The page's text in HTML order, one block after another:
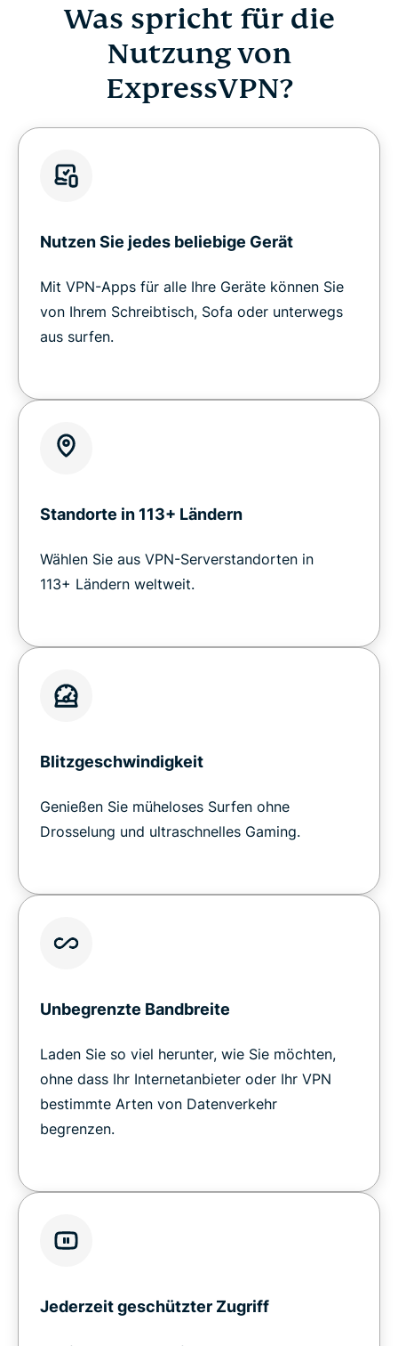
Was spricht für die
Nutzung von
ExpressVPN?
Nutzen Sie jedes beliebige Gerät
Mit VPN-Apps für alle Ihre Geräte können Sie
von Ihrem Schreibtisch, Sofa oder unterwegs
aus surfen.
Standorte in 113+ Ländern
Wählen Sie aus VPN-Serverstandorten in
113+ Ländern weltweit.
Blitzgeschwindigkeit
Genießen Sie müheloses Surfen ohne
Drosselung und ultraschnelles Gaming.
Unbegrenzte Bandbreite
Laden Sie so viel herunter, wie Sie möchten,
ohne dass Ihr Internetanbieter oder Ihr VPN
bestimmte Arten von Datenverkehr
begrenzen.
Jederzeit geschützter Zugriff